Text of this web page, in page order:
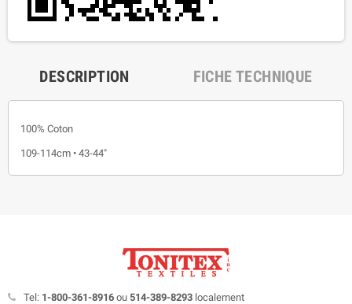
DESCRIPTION FICHE TECHNIQUE
100% Coton
109-114cm • 43-44"
Tel: 1-800-361-8916 ou 514-389-8293 localement